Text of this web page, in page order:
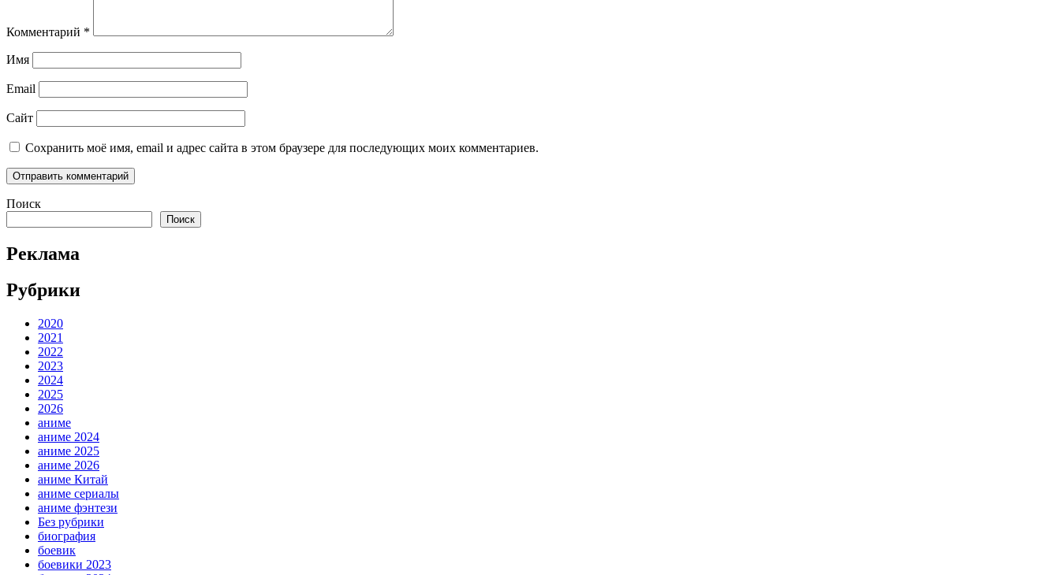
Комментарий *
Имя
Email
Сайт
Сохранить моё имя, email и адрес сайта в этом браузере для последующих моих комментариев.
Поиск
Поиск
Реклама
Рубрики
2020
2021
2022
2023
2024
2025
2026
аниме
аниме 2024
аниме 2025
аниме 2026
аниме Китай
аниме сериалы
аниме фэнтези
Без рубрики
биография
боевик
боевики 2023